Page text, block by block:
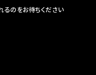
のをお待ちください